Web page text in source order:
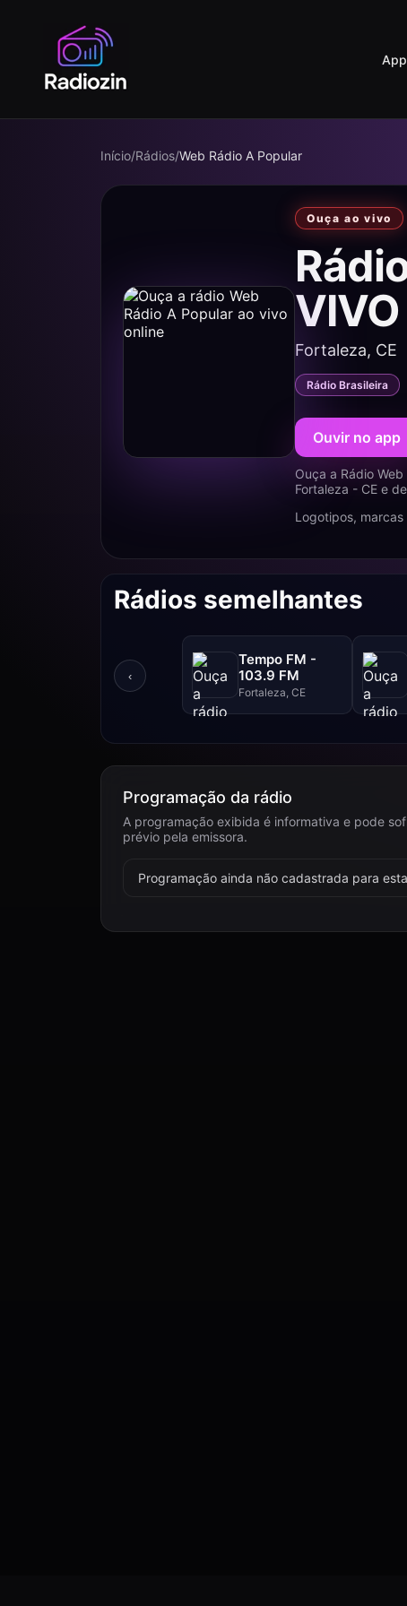
App
Início/Rádios/Web Rádio A Popular
Ouça ao vivo
VIVO
Fortaleza, CE
Rádio Brasileira
Ouvir no app
Ouça a Rádio
Fortaleza - CE e
Logotipos,
Rádios semelhantes
‹
Tempo FM -
103.9 FM
Fortaleza, CE
Programação da rádio
A programação exibida é informativa e pode
prévio pela emissora.
Programação ainda não cadastrada para